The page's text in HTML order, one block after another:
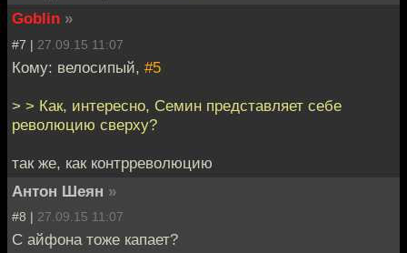
Goblin »
#7 | 27.09.15 11:07
Кому: велосипый, #5
> > Как, интересно, Семин представляет себе
революцию сверху?
так же, как контрреволюцию
Антон Шеян »
#8 | 27.09.15 11:07
С айфона тоже капает?